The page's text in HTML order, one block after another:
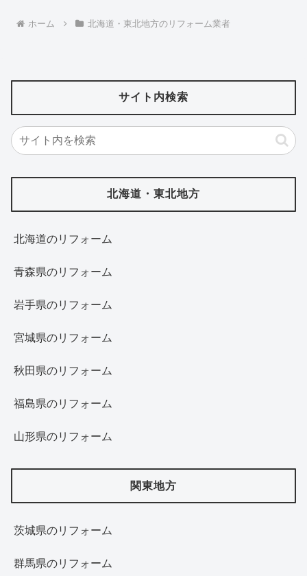
ホーム 北海道・東北地方のリフォーム業者
サイト内検索
北海道・東北地方
北海道‎のリフォーム
青森県のリフォーム
岩手県のリフォーム
宮城県のリフォーム
秋田県のリフォーム
福島県のリフォーム
山形県のリフォーム
関東地方
茨城県のリフォーム
群馬県のリフォーム